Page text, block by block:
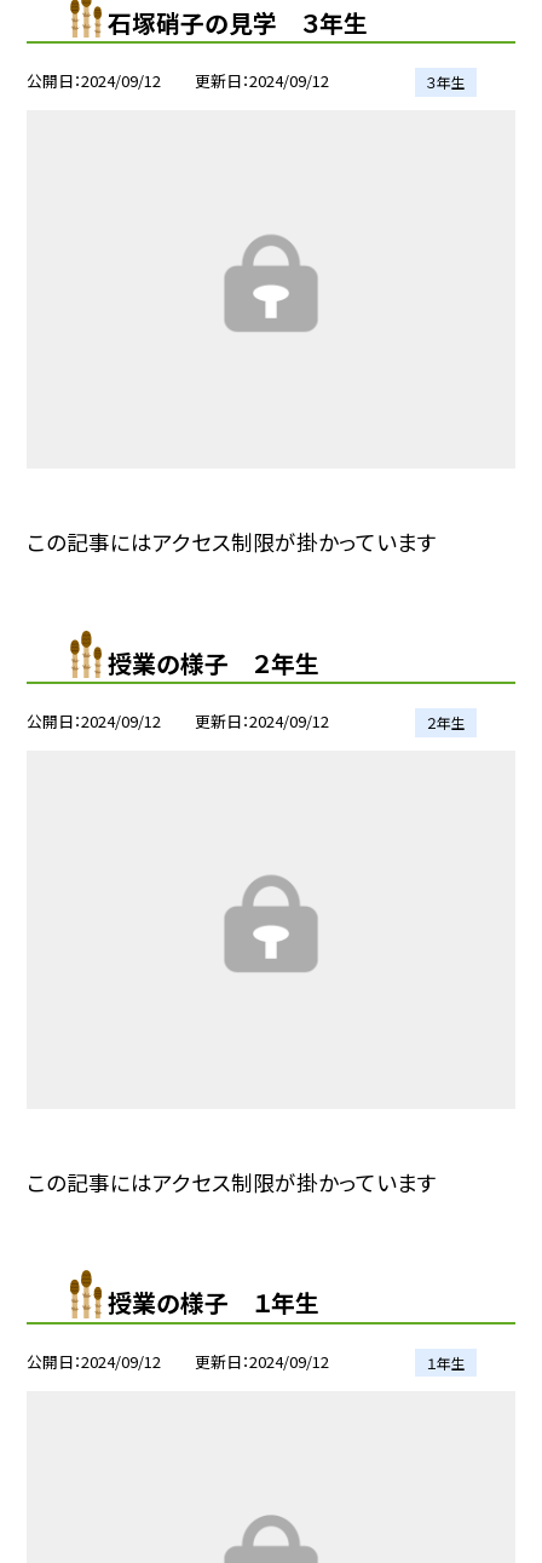
石塚硝子の見学 ３年生
公開日 2024/09/12 更新日 2024/09/12 ３年生
この記事にはアクセス制限が掛かっています
授業の様子 ２年生
公開日 2024/09/12 更新日 2024/09/12 ２年生
この記事にはアクセス制限が掛かっています
授業の様子 １年生
公開日 2024/09/12 更新日 2024/09/12 １年生